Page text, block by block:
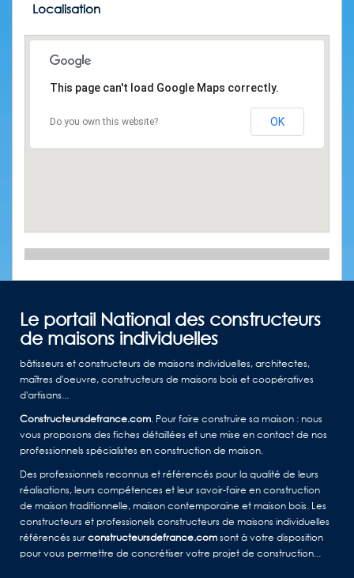
Localisation
This page can't load Google Maps correctly.
Do you own this website? OK
Le portail National des constructeurs
de maisons individuelles
bâtisseurs et constructeurs de maisons individuelles, architectes,
maîtres d'oeuvre, constructeurs de maisons bois et coopératives
d'artisans...
Constructeursdefrance.com. Pour faire construire sa maison : nous
vous proposons des fiches détaillées et une mise en contact de nos
professionnels spécialistes en construction de maison.
Des professionnels reconnus et référencés pour la qualité de leurs
réalisations, leurs compétences et leur savoir-faire en construction
de maison traditionnelle, maison contemporaine et maison bois. Les
constructeurs et professionels constructeurs de maisons individuelles
référencés surconstructeursdefrance.comsont à votre disposition
pour vous permettre de concrétiser votre projet de construction...